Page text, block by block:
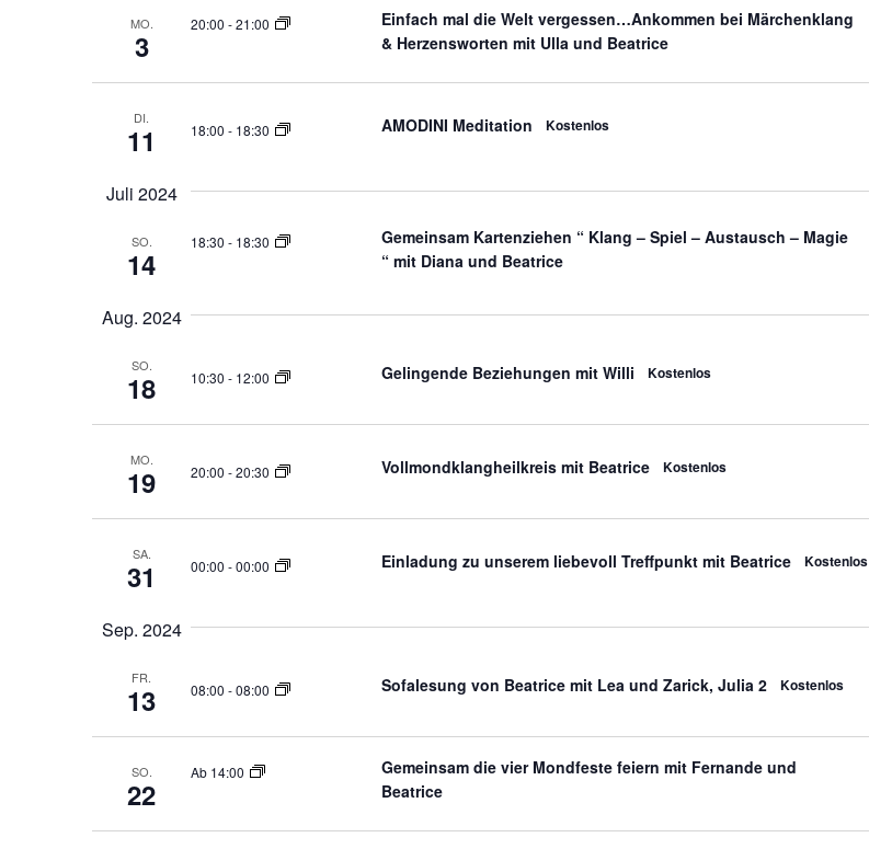
Veranstaltungen
gefilterten
Ergebnissen
MO.
3
20:00 -21:00
Einfach mal die Welt vergessen…Ankommen bei Märchenklang
& Herzensworten mit Ulla und Beatrice
DI.
11 18:00 - 18:30 AMODINI Meditation Kostenlos
Juli 2024
SO.
14
18:30 - 18:30
Gemeinsam Kartenziehen “ Klang – Spiel – Austausch – Magie
“ mit Diana und Beatrice
Aug. 2024
SO.
18 10:30 - 12:00 Gelingende Beziehungen mit Willi Kostenlos
MO.
19 20:00 -20:30 Vollmondklangheilkreis mit Beatrice Kostenlos
SA.
31 00:00 -00:00 Einladung zu unserem liebevoll Treffpunkt mit Beatrice Kostenlos
Sep. 2024
FR.
13 08:00 -08:00 Sofalesung von Beatrice mit Lea und Zarick, Julia 2 Kostenlos
SO.
22
Ab 14:00
Gemeinsam die vier Mondfeste feiern mit Fernande und
Beatrice